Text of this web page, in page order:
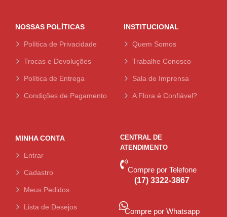
NOSSAS POLÍTICAS
Política de Privacidade
Trocas e Devoluções
Política de Entrega
Condições de Pagamento
INSTITUCIONAL
Quem Somos
Trabalhe Conosco
Sala de Imprensa
A Flora é Confiável?
MINHA CONTA
Entrar
Cadastro
Meus Pedidos
Lista de Desejos
CENTRAL DE
ATENDIMENTO
Compre por Telefone
(17) 3322-3867
Compre por Whatsapp